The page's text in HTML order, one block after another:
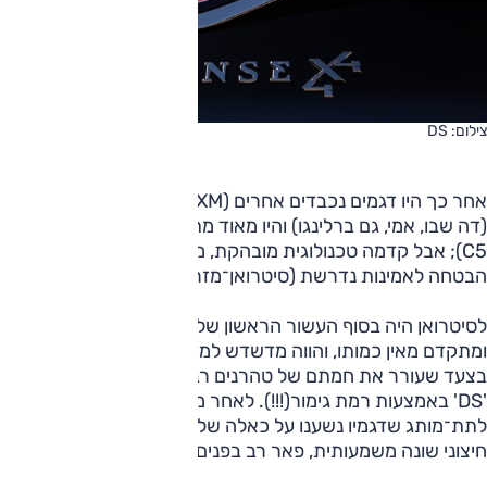
צילום: DS
C5); אבל קדמה טכנולוגית מובהקת, מה לעשות, לא תמיד הייתה
הבטחה לאמינות נדרשת (סיטרואן־מזראטי SM והלאה).
לסיטרואן היה בסוף העשור הראשון של המאה עבר מפואר
בצעד שעורר את חמתם של טהרנים רבים, להחיות את הסימול
'DS' באמצעות רמת גימור(!!!). לאחר מכן שימש סימול זה כבסיס
לתת־מותג שדגמיו נשענו על כאלה של סיטרואן, אבל עם עיצוב
חיצוני שונה משמעותית, פאר רב בפנים.